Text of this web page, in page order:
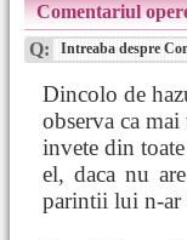
Comentariul
Q: Intreaba despre
Dincolo de
observa ca mai
invete din
el, daca nu
parintii lui n-ar